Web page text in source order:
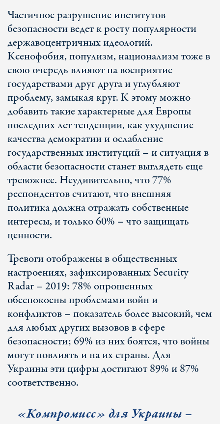
Частичное разрушение институтов
безопасности ведет к росту популярности
державоцентричных идеологий.
Ксенофобия, популизм, национализм тоже в
свою очередь влияют на восприятие
государствами друг друга и углубляют
проблему, замыкая круг. К этому можно
добавить такие характерные для Европы
последних лет тенденции, как ухудшение
качества демократии и ослабление
государственных институций – и ситуация в
области безопасности станет выглядеть еще
тревожнее. Неудивительно, что 77%
респондентов считают, что внешняя
политика должна отражать собственные
интересы, и только 60% – что защищать
ценности.
Тревоги отображены в общественных
настроениях, зафиксированных Security
Radar – 2019: 78% опрошенных
обеспокоены проблемами войн и
конфликтов – показатель более высокий, чем
для любых других вызовов в сфере
безопасности; 69% из них боятся, что войны
могут повлиять и на их страны. Для
Украины эти цифры достигают 89% и 87%
соответственно.
«Компромисс» для Украины –